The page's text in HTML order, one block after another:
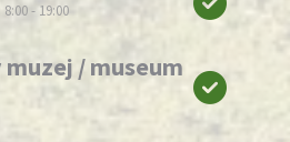
8:00 - 19:00
/ museum